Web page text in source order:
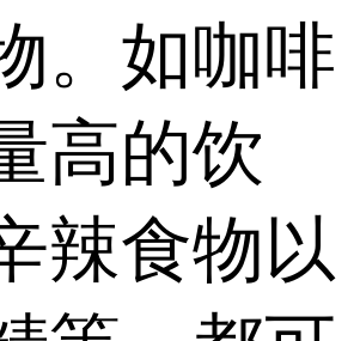
。如咖啡
高的饮
辣食物以